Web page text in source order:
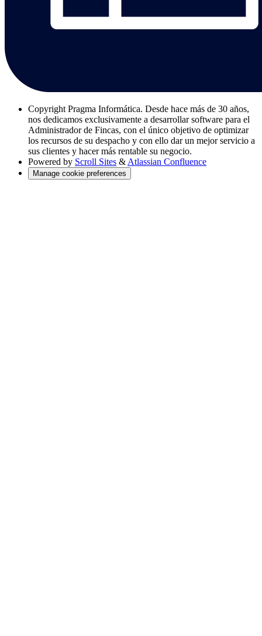
Copyright Pragma Informática. Desde hace más de 30 años,
nos dedicamos exclusivamente a desarrollar software para el
Administrador de Fincas, con el único objetivo de optimizar
los recursos de su despacho y con ello dar un mejor servicio a
sus clientes y hacer más rentable su negocio.
Powered by Scroll Sites & Atlassian Confluence
Manage cookie preferences